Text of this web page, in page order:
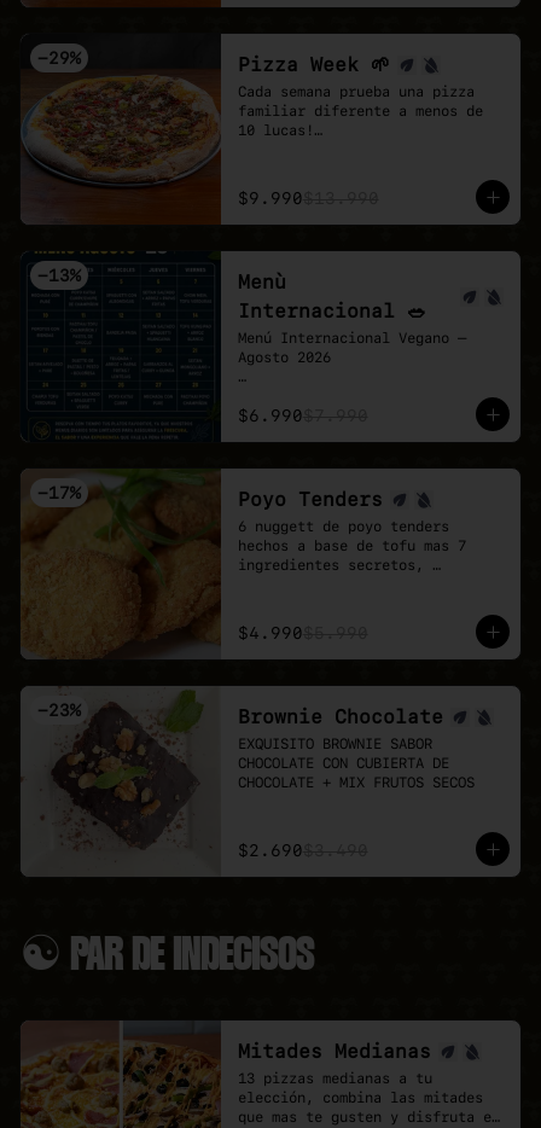
de salsa barbecue sobre base de
-29% Pizza Week 🌱
Cada semana prueba una pizza
familiar diferente a menos de
10 lucas!
- Carne vegetal sazonada estilo
mexicano, pimentón tatemado,
jalapeño encurtido y un shot de
$9.990
-13%
Menù
Internacional 🥗
Menú Internacional Vegano —
Agosto 2026
diferente inspirado en sabores
Veganmobile 💚
Todos nuestros almuerzos
incluyen ensalada mixta fresca,
pan horneado y nuestro clásico
pebre casero.
menú del día:
MAR 04: Poyo Katsu curry
MIÉ 05: Albondigas + Spaguetti
JUE 06: Seitan Saltado + arroz
+ papas fritas
VIE 07: Chowmein Tofu verduras
$6.990
-17% Poyo Tenders
6 nuggett de poyo tenders
hechos a base de tofu mas 7
ingredientes secretos,
extra.
$4.990
-23% Brownie Chocolate
EXQUISITO BROWNIE SABOR
CHOCOLATE CON CUBIERTA DE
CHOCOLATE + MIX FRUTOS SECOS
$2.690
☯ PAR DE INDECISOS
Mitades Medianas
13 pizzas medianas a tu
elección, combina las mitades
que mas te gusten y disfruta el